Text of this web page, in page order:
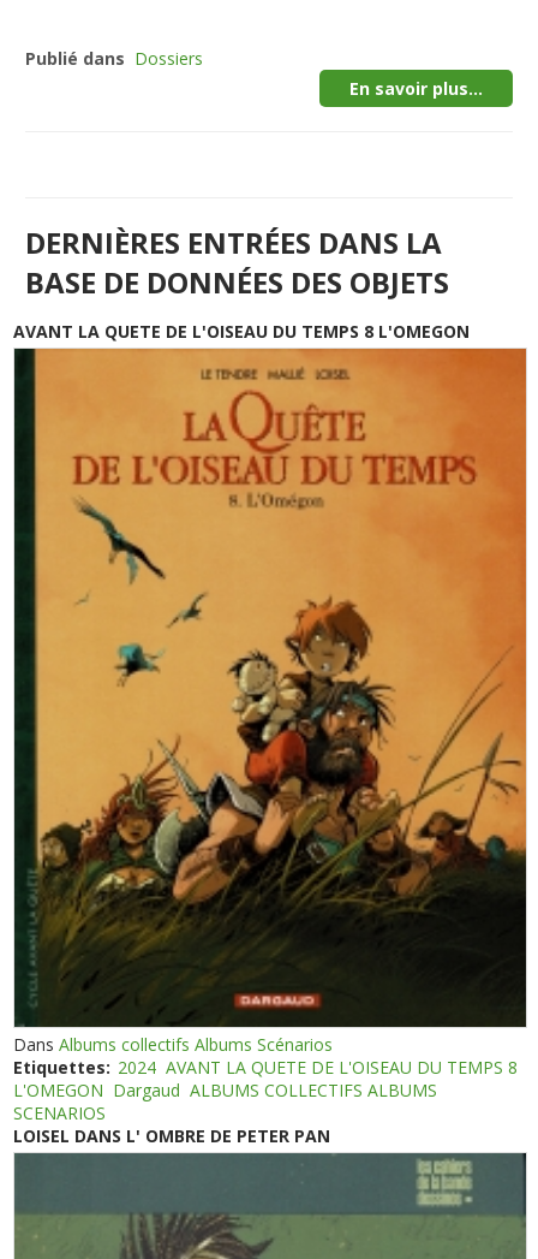
Publié dans Dossiers
En savoir plus...
DERNIÈRES ENTRÉES DANS LA
BASE DE DONNÉES DES OBJETS
AVANT LA QUETE DE L'OISEAU DU TEMPS 8 L'OMEGON
DansAlbums collectifs Albums Scénarios
Etiquettes: 2024 AVANT LA QUETE DE L'OISEAU DU TEMPS 8
L'OMEGON Dargaud ALBUMS COLLECTIFS ALBUMS
SCENARIOS
LOISEL DANS L' OMBRE DE PETER PAN